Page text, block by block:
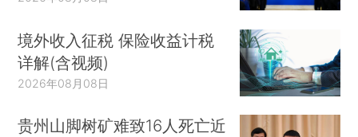
境外收入征税 保险收益计税
详解(含视频)
2026年08月08日
贵州山脚树矿难致16人死亡近